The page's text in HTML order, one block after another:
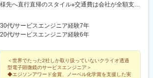
先へ直行直帰のスタイル※交通費は会社が全額支
※場合により、海外出張もあります。
代/サービスエンジニア経験7年
代/サービスエンジニア経験6年
＜世界でたった2社しか取り扱っていないクライオ透過
型電子顕微鏡のサービスエンジニア＞
◆エジソンアワード金賞、ノーベル化学賞を支援した実